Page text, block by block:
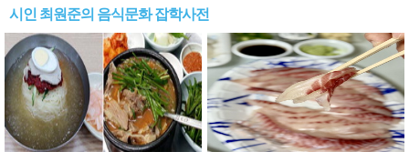
시인 최원준의 음식문화 잡학사전